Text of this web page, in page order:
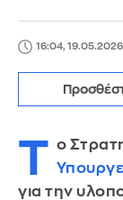
16:04, 19.05.2026
Τ ο
για την